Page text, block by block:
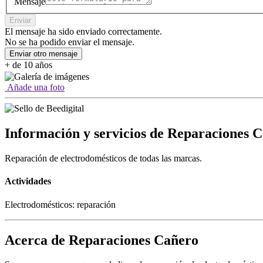
Enviar
El mensaje ha sido enviado correctamente.
No se ha podido enviar el mensaje.
Enviar otro mensaje
+ de 10 años
Añade una foto
Información y servicios de Reparaciones
Reparación de electrodomésticos de todas las marcas.
Actividades
Electrodomésticos: reparación
Acerca de Reparaciones Cañero